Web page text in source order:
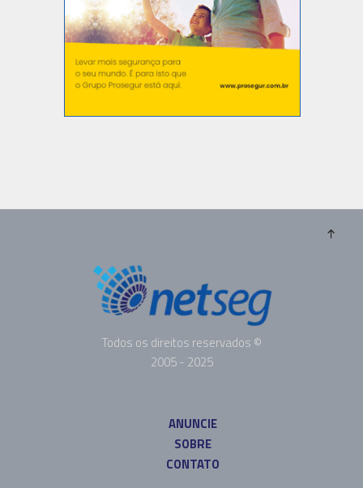
Todos os direitos reservados ©
2005 - 2025
ANUNCIE
SOBRE
CONTATO